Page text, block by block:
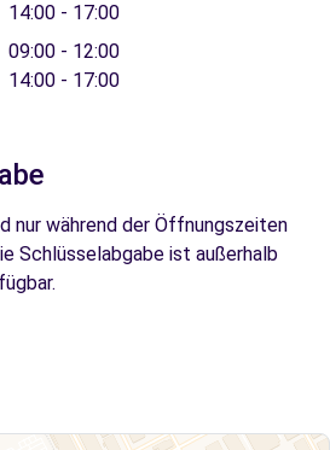
14:00 - 17:00
09:00 - 12:00
14:00 - 17:00
nur während der Öffnungszeiten
Schlüsselabgabe ist außerhalb